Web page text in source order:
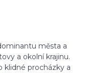
města a
a okolní krajinu.
klidné procházky a